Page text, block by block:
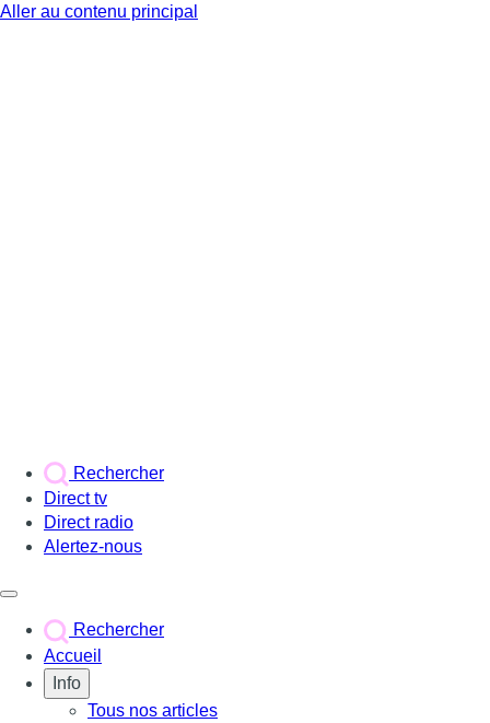
Aller au contenu principal
Rechercher
Direct tv
Direct radio
Alertez-nous
Rechercher
Accueil
Info
Tous nos articles